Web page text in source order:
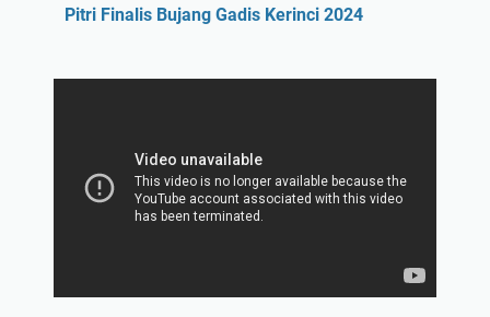
Pitri Finalis Bujang Gadis Kerinci 2024